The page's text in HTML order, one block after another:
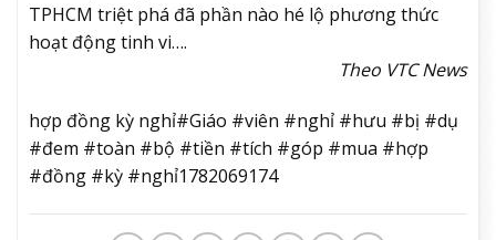
TPHCM triệt phá đã phần nào hé lộ phương thức
hoạt động tinh vi….
Theo VTC News
hợp đồng kỳ nghỉ#Giáo #viên #nghỉ #hưu #bị #dụ
#đem #toàn #bộ #tiền #tích #góp #mua #hợp
#đồng #kỳ #nghỉ1782069174